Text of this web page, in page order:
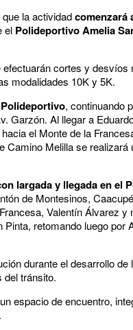
la actividadcomenzará
el Polideportivo Amelia
cortes y
modalidades 10K y 5K.
, continuando
Garzón. Al llegar a
el Monte de la
Melilla se
largada y llegada en el
de Montesinos,
Valentín Álvarez
retomando luego
durante el desarrollo
tránsito.
espacio de encuentro,